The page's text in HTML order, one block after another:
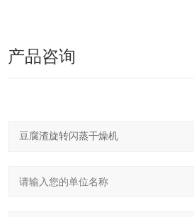
产品咨询